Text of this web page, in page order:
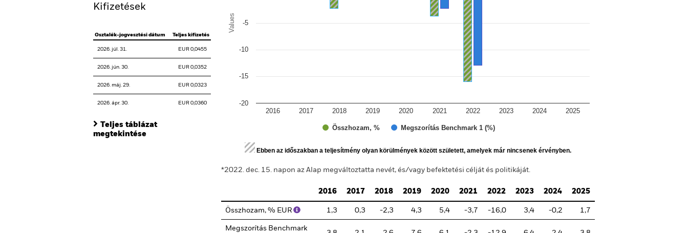
Kifizetések
Osztalék-jogvesztési dátum Teljes kifizetés
2026. júl. 31. EUR 0,0455
2026. jún. 30. EUR 0,0352
2026. máj. 29. EUR 0,0323
2026. ápr. 30. EUR 0,0360
Teljes táblázat
megtekintése
Values
Összhozam, % Megszorítás Benchmark 1 (%)
2016 2017 2018 2019 2020 2021 2022 2023 2024 2025
-20
-15
-10
-5
End of interactive chart.
Ebben az időszakban a teljesítmény olyan körülmények között született, amelyek már nincsenek érvényben.
*2022. dec. 15. napon az Alap megváltoztatta nevét, és/vagy befektetési célját és politikáját.
2016 2017 2018 2019 2020 2021 2022 2023 2024 2025
Összhozam, % EUR 1,3 0,3 -2,3 4,3 5,4 -3,7 -16,0 3,4 -0,2 1,7
Megszorítás Benchmark